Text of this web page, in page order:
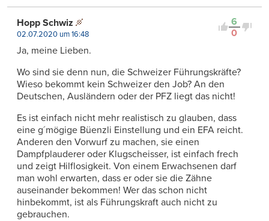
6
0
Hopp Schwiz
02.07.2020 um 16:48
Ja, meine Lieben.
Wo sind sie denn nun, die Schweizer Führungskräfte?
Wieso bekommt kein Schweizer den Job? An den
Deutschen, Ausländern oder der PFZ liegt das nicht!
Es ist einfach nicht mehr realistisch zu glauben, dass
eine g´mögige Büenzli Einstellung und ein EFA reicht.
Anderen den Vorwurf zu machen, sie einen
Dampfplauderer oder Klugscheisser, ist einfach frech
und zeigt Hilflosigkeit. Von einem Erwachsenen darf
man wohl erwarten, dass er oder sie die Zähne
auseinander bekommen! Wer das schon nicht
hinbekommt, ist als Führungskraft auch nicht zu
gebrauchen.